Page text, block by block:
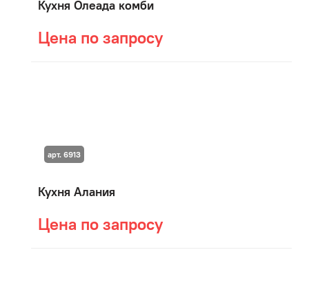
Кухня Олеада комби
Цена по запросу
Кухня Алания
Цена по запросу
арт. 6913